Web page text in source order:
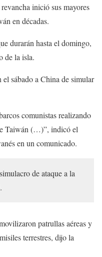
inició sus mayores
en décadas.
durarán hasta el domingo,
de la isla.
el sábado a China de simular
comunistas realizando
Taiwán (…)”, indicó el
en un comunicado.
de ataque a la
patrullas aéreas y
terrestres, dijo la